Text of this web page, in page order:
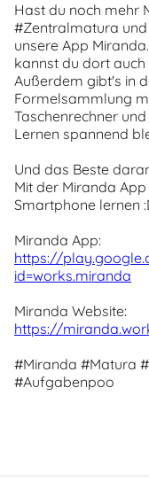
Hast du noch mehr
#Zentralmatura
unsere App
kannst du dort
Außerdem gibt's in
Formelsammlung
Taschenrechner
Lernen spannend
Und das Beste
Mit der Miranda
Smartphone lernen
Miranda App:
https://
id=works.miranda
Miranda Website:
https://
#Miranda #Matura
#Aufgabenpoo